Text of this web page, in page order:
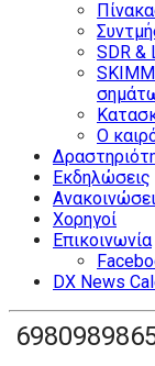
SDR &
Ο
Εκδηλώσεις
Χορηγοί
Επικοινωνία
DX News